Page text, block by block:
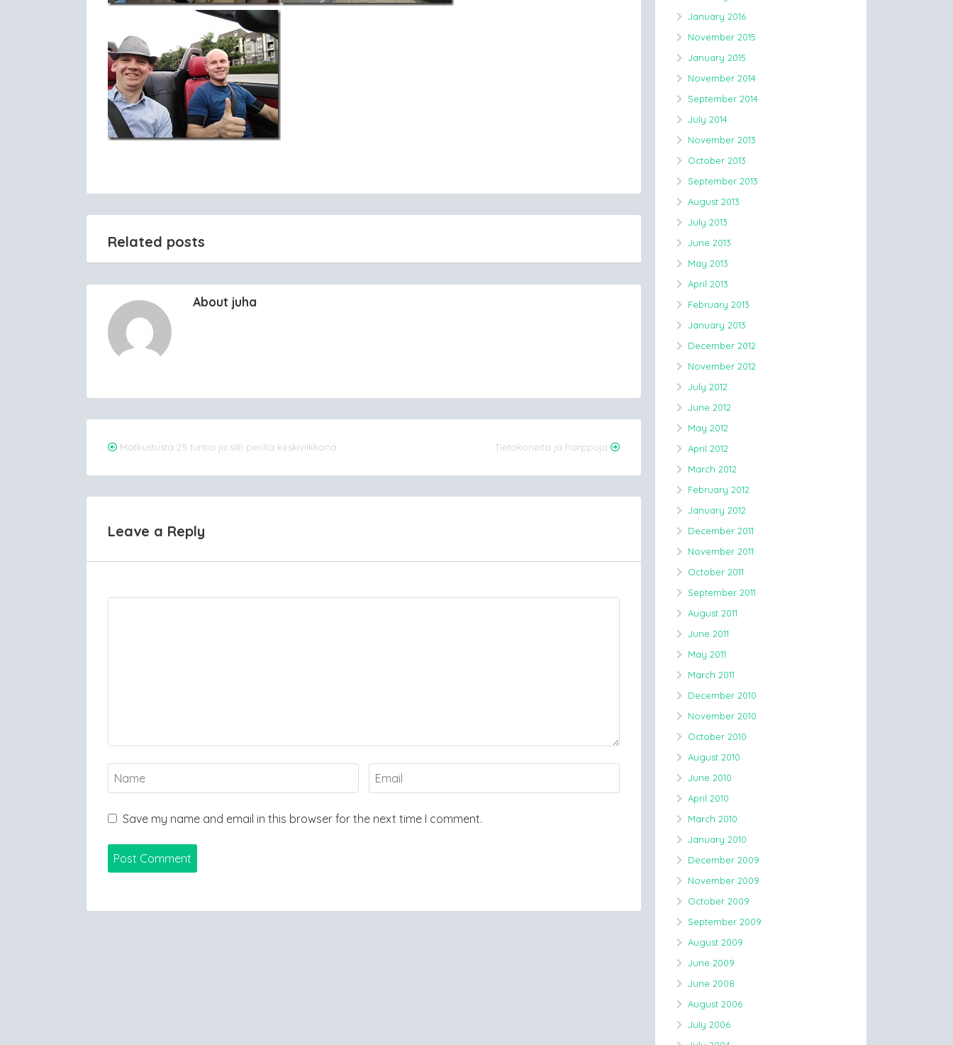
Related posts
About juha
Post
navigation
Matkustusta 25 tuntia ja silti perillä keskiviikkona Tietokoneita ja harppuja
Leave a Reply
Save my name and email in this browser for the next time I comment.
January 2016
November 2015
January 2015
November 2014
September 2014
July 2014
November 2013
October 2013
September 2013
August 2013
July 2013
June 2013
May 2013
April 2013
February 2013
January 2013
December 2012
November 2012
July 2012
June 2012
May 2012
April 2012
March 2012
February 2012
January 2012
December 2011
November 2011
October 2011
September 2011
August 2011
June 2011
May 2011
March 2011
December 2010
November 2010
October 2010
August 2010
June 2010
April 2010
March 2010
January 2010
December 2009
November 2009
October 2009
September 2009
August 2009
June 2009
June 2008
August 2006
July 2006